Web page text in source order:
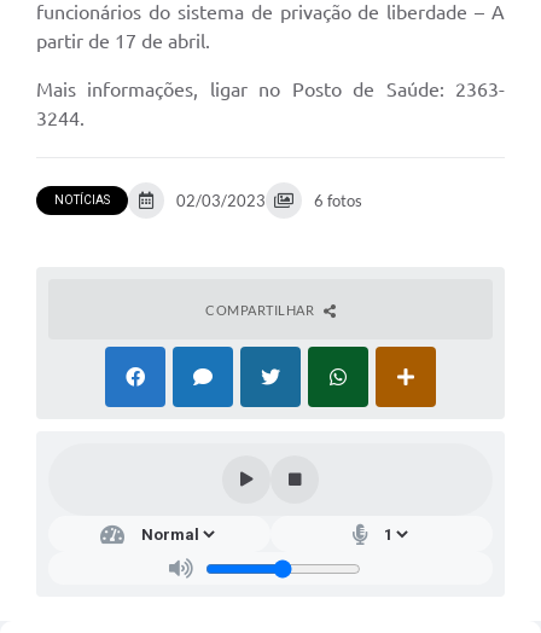
funcionários do sistema de privação de liberdade – A
partir de 17 de abril.
Mais informações, ligar no Posto de Saúde: 2363-
3244.
NOTÍCIAS 02/03/2023 6 fotos
COMPARTILHAR